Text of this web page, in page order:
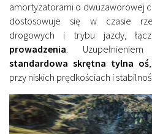
amortyzatorami o dwuzaworowej
dostosowuje się w czasie
drogowych i trybu jazdy,
prowadzenia.
standardowa skrętna tylna oś
przy niskich prędkościach i